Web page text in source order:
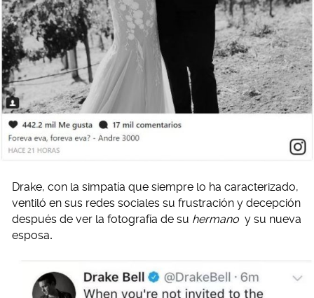
Drake, con la simpatía que siempre lo ha caracterizado,
ventiló en sus redes sociales su frustración y decepción
después de ver la fotografía de su hermano y su nueva
esposa